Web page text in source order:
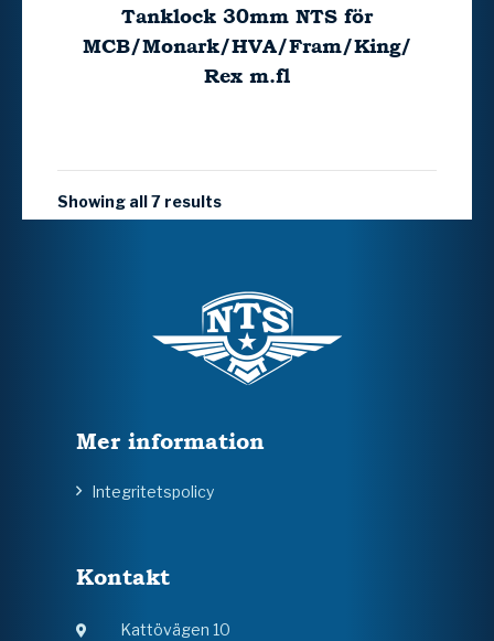
Tanklock 30mm NTS för
MCB/Monark/HVA/Fram/King/
Rex m.fl
Showing all 7 results
Mer information
Integritetspolicy
Kontakt
Kattövägen 10